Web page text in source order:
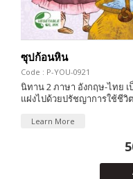
ซุปก้อนหิน
Code : P-YOU-0921
นิทาน 2 ภาษา อังกฤษ-ไทย
แฝงไปด้วยปรัชญาการใช้ชีวิ
Learn More